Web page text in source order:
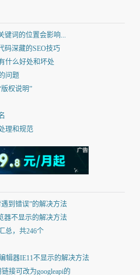
键词的位置会影响...
码深藏的SEO技巧
什么好处和坏处
问题
权说明”
理和规范
到错误”的解决方法
器不显示的解决方法
总，共246个
辑器IE11不显示的解决方法
接可改为googleapi的